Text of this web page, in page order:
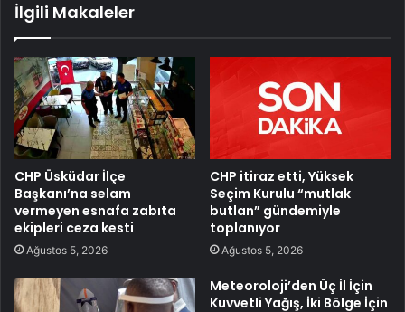
İlgili Makaleler
CHP Üsküdar İlçe
Başkanı’na selam
vermeyen esnafa zabıta
ekipleri ceza kesti
Ağustos 5, 2026
CHP itiraz etti, Yüksek
Seçim Kurulu “mutlak
butlan” gündemiyle
toplanıyor
Ağustos 5, 2026
Meteoroloji’den Üç İl İçin
Kuvvetli Yağış, İki Bölge İçin